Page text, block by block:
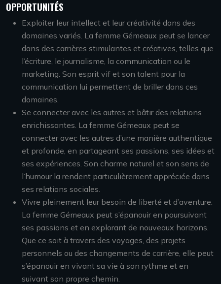
OPPORTUNITÉS
Exploiter leur intellect et leur créativité dans des
domaines variés. La femme Gémeaux peut se lancer
dans des carrières stimulantes et créatives, telles que
l’écriture, le journalisme, la communication ou le
marketing. Son esprit vif et son talent pour la
communication lui permettent de briller dans ces
domaines.
Se connecter avec les autres et bâtir des relations
enrichissantes. La femme Gémeaux peut se
connecter avec les autres d’une manière authentique
et profonde, en partageant ses passions, ses idées et
ses expériences. Son charme naturel et son sens de
l’humour la rendent particulièrement appréciée dans
ses relations sociales.
Vivre pleinement leur besoin de liberté et d’aventure.
La femme Gémeaux peut s’épanouir en poursuivant
ses passions et en explorant de nouveaux horizons.
Que ce soit à travers des voyages, des projets
personnels ou des changements de carrière, elle peut
s’épanouir en vivant sa vie à son rythme et en
suivant son propre chemin.